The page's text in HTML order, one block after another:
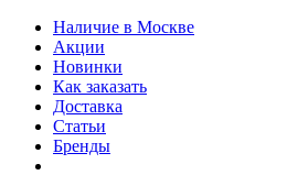
Наличие в Москве
Акции
Новинки
Как заказать
Доставка
Статьи
Бренды